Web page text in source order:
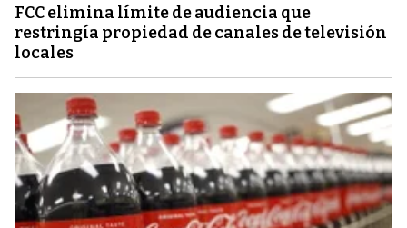
FCC elimina límite de audiencia que
restringía propiedad de canales de televisión
locales